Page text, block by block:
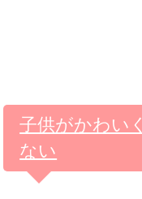
子供がかわい
ない